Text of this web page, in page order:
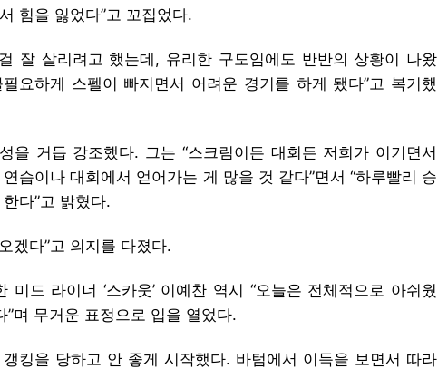
힘을 잃었다”고 꼬집었다.
잘 살리려고 했는데, 유리한 구도임에도 반반의 상황이 나왔
요하게 스펠이 빠지면서 어려운 경기를 하게 됐다”고 복기했
을 거듭 강조했다. 그는 “스크림이든 대회든 저희가 이기면서
습이나 대회에서 얻어가는 게 많을 것 같다”면서 “하루빨리 승
다”고 밝혔다.
겠다”고 의지를 다졌다.
미드 라이너 ‘스카웃’ 이예찬 역시 “오늘은 전체적으로 아쉬웠
며 무거운 표정으로 입을 열었다.
갱킹을 당하고 안 좋게 시작했다. 바텀에서 이득을 보면서 따라